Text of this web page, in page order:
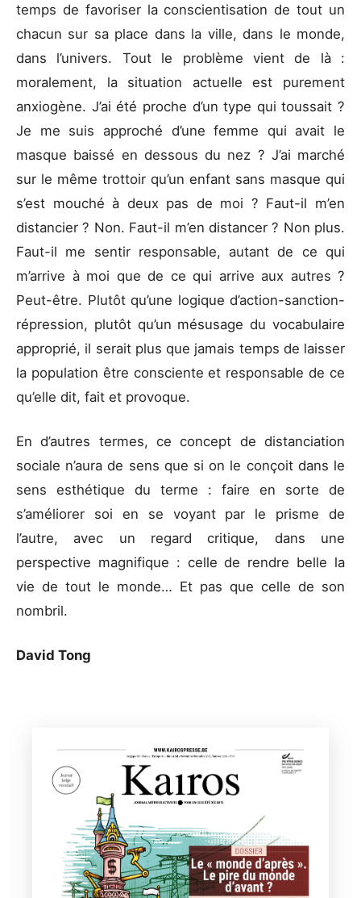
temps de favoriser la conscientisation de tout un
chacun sur sa place dans la ville, dans le monde,
dans l’univers. Tout le problème vient de là :
moralement, la situation actuelle est purement
anxiogène. J’ai été proche d’un type qui toussait ?
Je me suis approché d’une femme qui avait le
masque baissé en dessous du nez ? J’ai marché
sur le même trottoir qu’un enfant sans masque qui
s’est mouché à deux pas de moi ? Faut-il m’en
distancier ? Non. Faut-il m’en distancer ? Non plus.
Faut-il me sentir responsable, autant de ce qui
m’arrive à moi que de ce qui arrive aux autres ?
Peut-être. Plutôt qu’une logique d’action-sanction-
répression, plutôt qu’un mésusage du vocabulaire
approprié, il serait plus que jamais temps de laisser
la population être consciente et responsable de ce
qu’elle dit, fait et provoque.
En d’autres termes, ce concept de distanciation
sociale n’aura de sens que si on le conçoit dans le
sens esthétique du terme : faire en sorte de
s’améliorer soi en se voyant par le prisme de
l’autre, avec un regard critique, dans une
perspective magnifique : celle de rendre belle la
vie de tout le monde… Et pas que celle de son
nombril.
David Tong